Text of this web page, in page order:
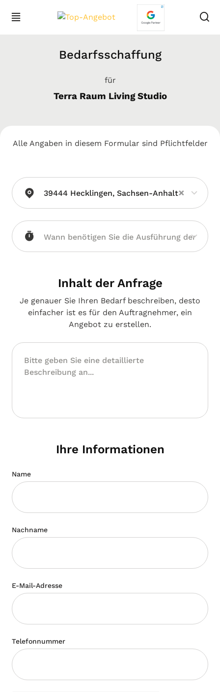
Bedarfsschaffung
für
Terra Raum Living Studio
Alle Angaben in diesem Formular sind Pflichtfelder
39444 Hecklingen, Sachsen-Anhalt×
Inhalt der Anfrage
Je genauer Sie Ihren Bedarf beschreiben, desto
einfacher ist es für den Auftragnehmer, ein
Angebot zu erstellen.
Ihre Informationen
Name
Nachname
E-Mail-Adresse
Telefonnummer